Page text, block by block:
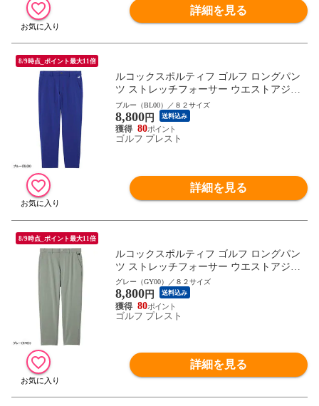
詳細を見る
8/9時点_ポイント最大11倍
ルコックスポルティフ ゴルフ ロングパン
ツ ストレッチフォーサー ウエストアジャ
スター保温パンツ メンズ LG5FLP53M 9分
丈 武井壮着用 ボトムス 2025年秋冬 le coq s
portif
ブルー（BL00）／８２サイズ
8,800円 送料込み
80
ゴルフ プレスト
詳細を見る
8/9時点_ポイント最大11倍
ルコックスポルティフ ゴルフ ロングパン
ツ ストレッチフォーサー ウエストアジャ
スター保温パンツ メンズ LG5FLP53M 9分
丈 武井壮着用 ボトムス 2025年秋冬 le coq s
portif
グレー（GY00）／８２サイズ
8,800円 送料込み
80
ゴルフ プレスト
詳細を見る